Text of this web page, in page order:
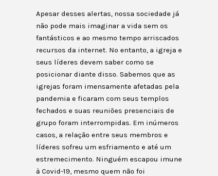
Apesar desses alertas, nossa sociedade já
não pode mais imaginar a vida sem os
fantásticos e ao mesmo tempo arriscados
recursos da internet. No entanto, a igreja e
seus líderes devem saber como se
posicionar diante disso. Sabemos que as
igrejas foram imensamente afetadas pela
pandemia e ficaram com seus templos
fechados e suas reuniões presenciais de
grupo foram interrompidas. Em inúmeros
casos, a relação entre seus membros e
líderes sofreu um esfriamento e até um
estremecimento. Ninguém escapou imune
à Covid-19, mesmo quem não foi